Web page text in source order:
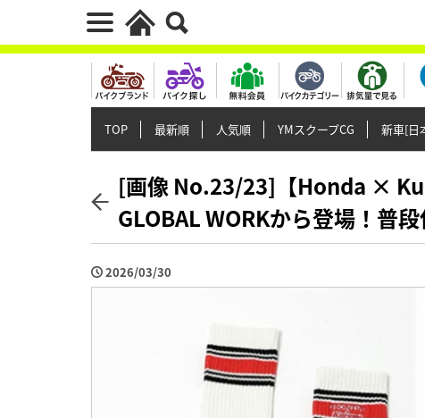
TOP 最新順 人気順 YMスクープCG 新車[日
[画像 No.23/23]【Honda ×
GLOBAL WORKから登場！普
2026/03/30